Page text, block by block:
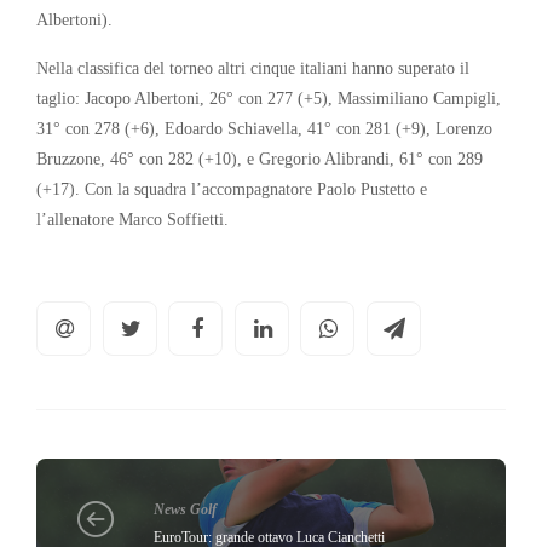
Albertoni).
Nella classifica del torneo altri cinque italiani hanno superato il
taglio: Jacopo Albertoni, 26° con 277 (+5), Massimiliano Campigli,
31° con 278 (+6), Edoardo Schiavella, 41° con 281 (+9), Lorenzo
Bruzzone, 46° con 282 (+10), e Gregorio Alibrandi, 61° con 289
(+17). Con la squadra l’accompagnatore Paolo Pustetto e
l’allenatore Marco Soffietti.
News Golf
EuroTour: grande ottavo Luca Cianchetti